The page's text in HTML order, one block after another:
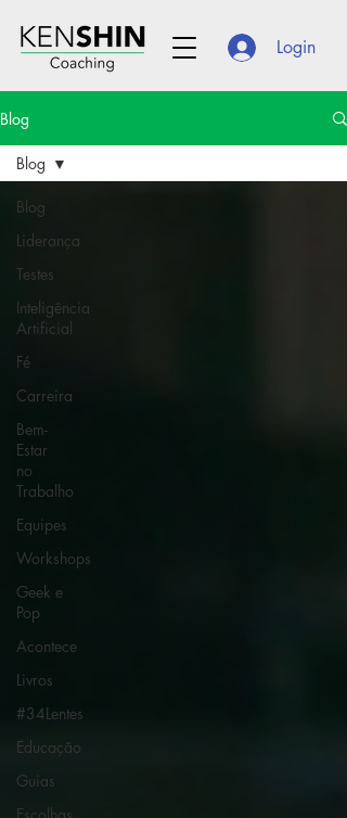
Login
Blog
Blog
Liderança
Testes
Inteligência
Artificial
Fé
Carreira
Bem-
Estar
no
Trabalho
Equipes
Workshops
Geek e
Pop
Acontece
Livros
#34Lentes
Educação
Guias
Blog